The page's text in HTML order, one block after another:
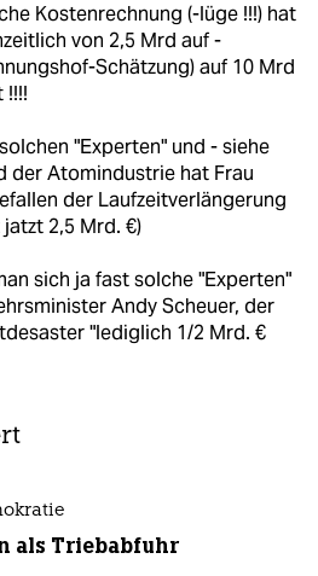
Kostenrechnung (-lüge !!!) hat
von 2,5 Mrd auf -
Schätzung) auf 10 Mrd
!!!!
"Experten" und - siehe
der Atomindustrie hat Frau
der Laufzeitverlängerung
2,5 Mrd. €)
sich ja fast solche "Experten"
Andy Scheuer, der
"lediglich 1/2 Mrd. €
als Triebabfuhr